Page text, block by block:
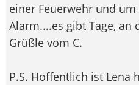
einer Feuerwehr und
Alarm....es gibt Tage, an
Grüßle vom C.
P.S. Hoffentlich ist Lena